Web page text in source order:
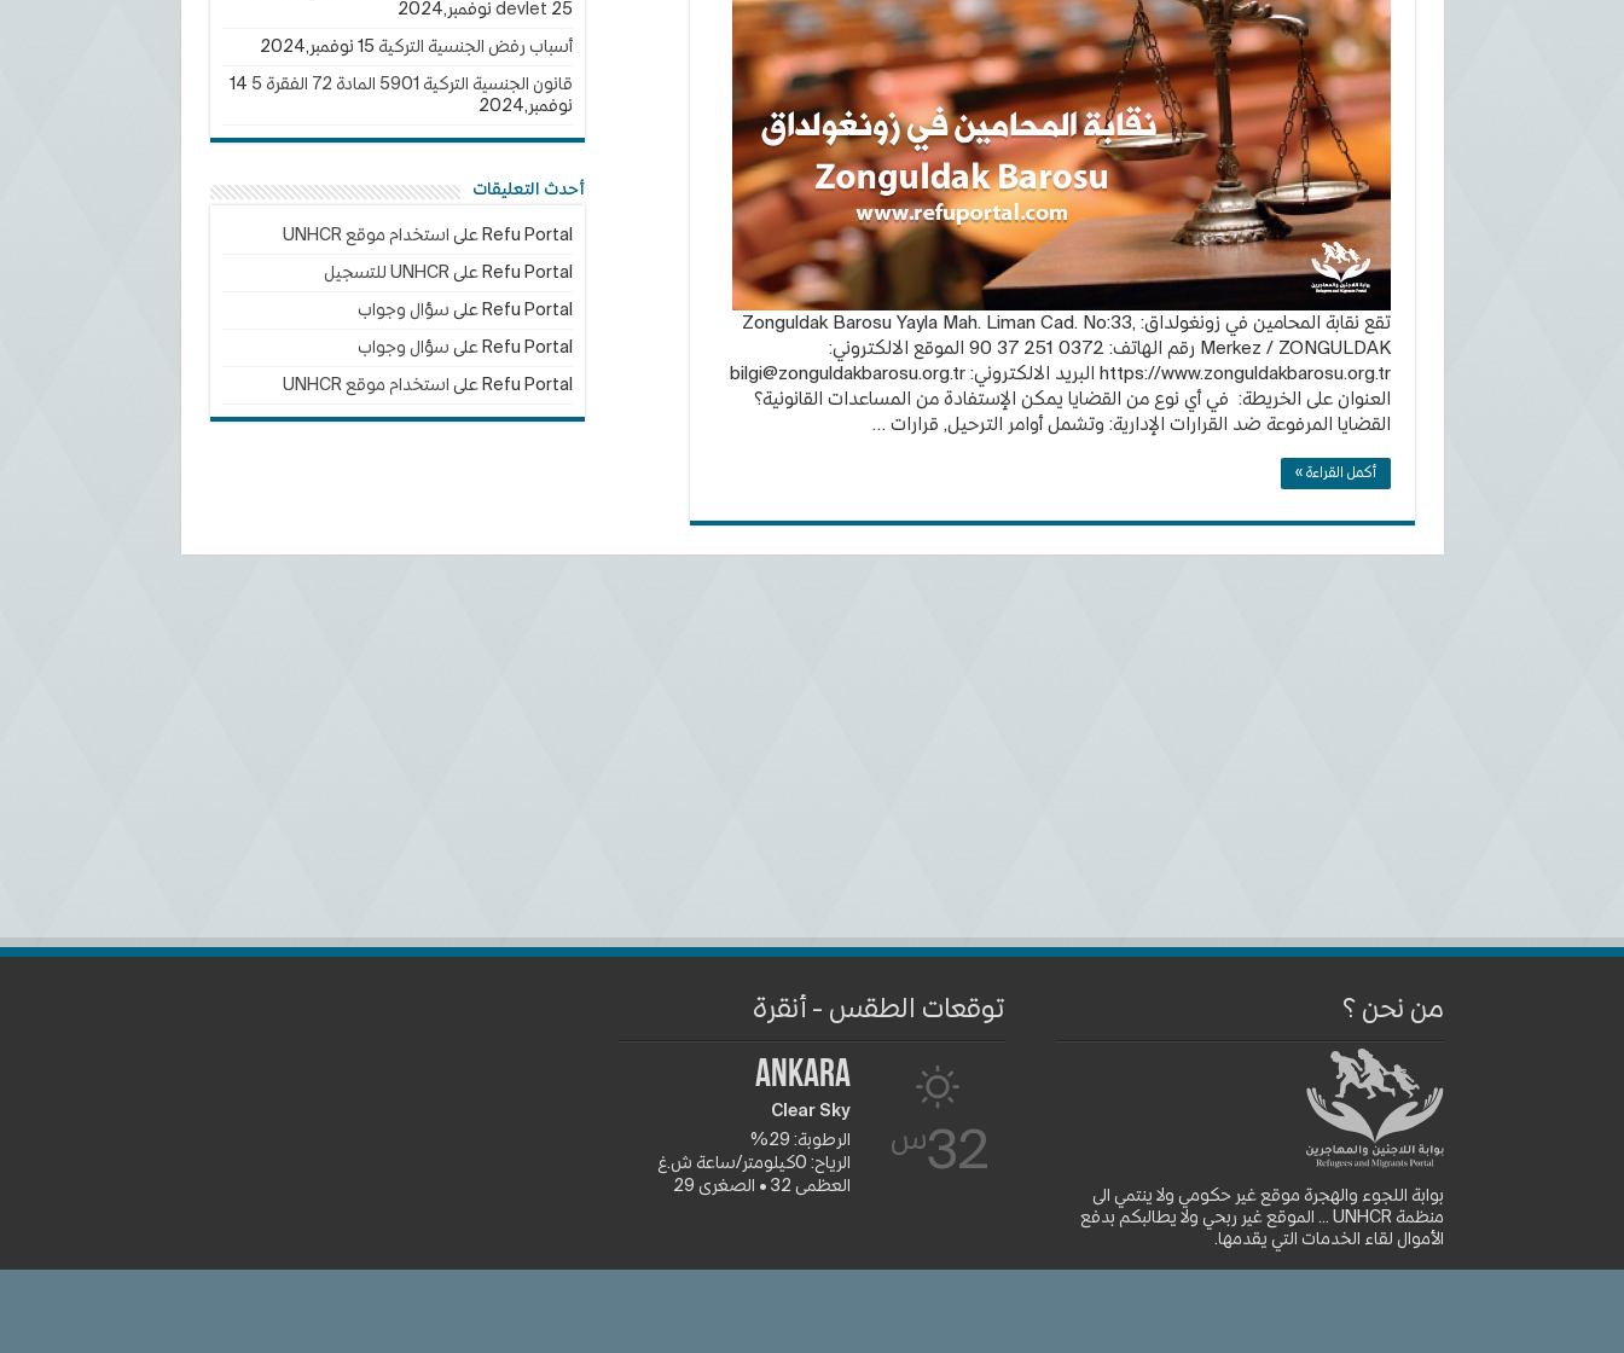
زونغولداق
Zonguldak
Barosu
مغلقة
تقع نقابة المحامين في زونغولداق: Zonguldak Barosu Yayla Mah. Liman Cad. No:33,
Merkez / ZONGULDAK رقم الهاتف: 0372 251 37 90 الموقع الالكتروني:
https://www.zonguldakbarosu.org.tr البريد الالكتروني:
bilgi@zonguldakbarosu.org.tr
العنوان على الخريطة: في أي نوع من القضايا يمكن الإستفادة من المساعدات القانونية؟
القضايا المرفوعة ضد القرارات الإدارية: وتشمل أوامر الترحيل, قرارات …
أكمل القراءة »
devlet 25 نوفمبر,2024
أسباب رفض الجنسية التركية 15 نوفمبر,2024
قانون الجنسية التركية 5901 المادة 72 الفقرة 5
14
نوفمبر,2024
أحدث التعليقات
Refu Portal على استخدام موقع UNHCR
Refu Portal علىUNHCR للتسجيل
Refu Portal على سؤال وجواب
Refu Portal على سؤال وجواب
Refu Portal على استخدام موقع UNHCR
من نحن ؟
بوابة اللجوء والهجرة موقع غير حكومي ولا ينتمي الى
منظمة UNHCR ... الموقع غير ربحي ولا يطالبكم بدفع
الأموال لقاء الخدمات التي يقدمها.
توقعات الطقس - أنقرة
32س
Ankara
Clear Sky
الرطوبة: 29%
الرياح: 0كيلومتر/ساعة ش.غ
العظمى 32 • الصغرى 29